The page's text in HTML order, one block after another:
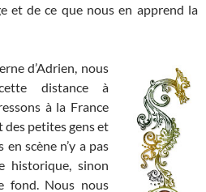
et de ce que nous en apprend la
d’Adrien, nous
distance à
à la France
des petites gens et
scène n’y a pas
historique, sinon
fond. Nous nous